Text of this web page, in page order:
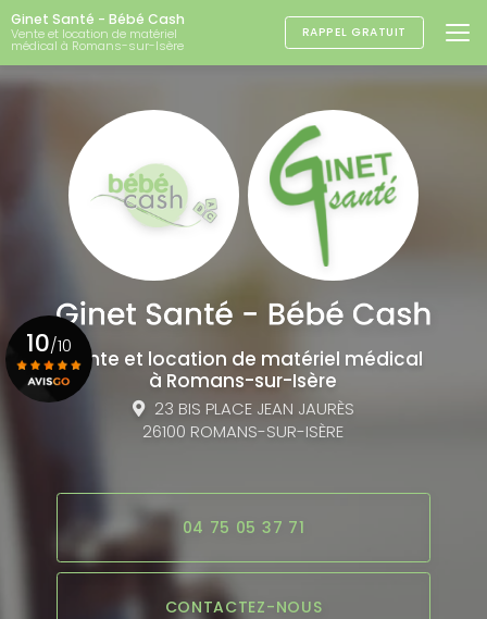
Aller
au
contenu
principal
Ginet Santé - Bébé Cash
Vente et location de matériel
médical à Romans-sur-Isère
RAPPEL GRATUIT
Vente et location de matériel médical
à Romans-sur-Isère
23 BIS PLACE JEAN JAURÈS
26100 ROMANS-SUR-ISÈRE
04 75 05 37 71
CONTACTEZ-NOUS
10/10